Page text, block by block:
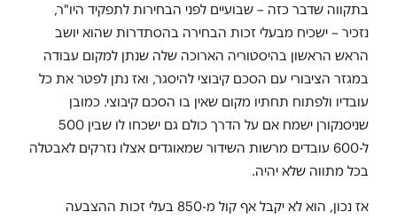
בתקווה שדבר כזה – שבועיים לפני הבחירות לתפקיד היו"ר,
נזכיר – ישכיח מבעלי זכות הבחירה בהסתדרות שהוא יושב
הראש הראשון בהיסטוריה הארוכה שלה שנתן למקום עבודה
במגזר הציבורי עם הסכם קיבוצי להיסגר, ואז נתן לפטר את כל
עובדיו ולפתוח תחתיו מקום שאין בו הסכם קיבוצי. כמובן
שניסנקורן ישמח אם על הדרך כולם גם ישכחו לו שבין 500
ל-600 עובדים מרשות השידור שמאוגדים אצלו נזרקים לאבטלה
בכל מתווה שלא יהיה.
אז נכון, הוא לא יקבל אף קול מ-850 בעלי זכות ההצבעה